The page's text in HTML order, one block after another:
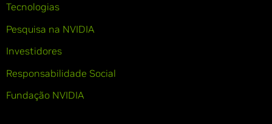
Tecnologias
Pesquisa na NVIDIA
Investidores
Responsabilidade Social
Fundação NVIDIA